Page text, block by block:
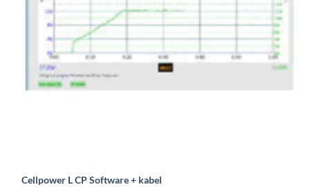
Cellpower L CP Software + kabel